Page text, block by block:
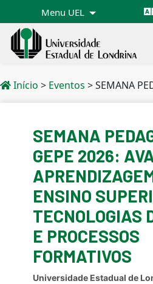
Menu UEL
Início > Eventos >SEMANA PEDAGÓGICA GEPE 2026: AVALIAÇÃO
SEMANA
GEPE 2026:
ENSINO
TECNOLOGIAS
E PROCESSOS
FORMATIVOS
Universidade Estadual de